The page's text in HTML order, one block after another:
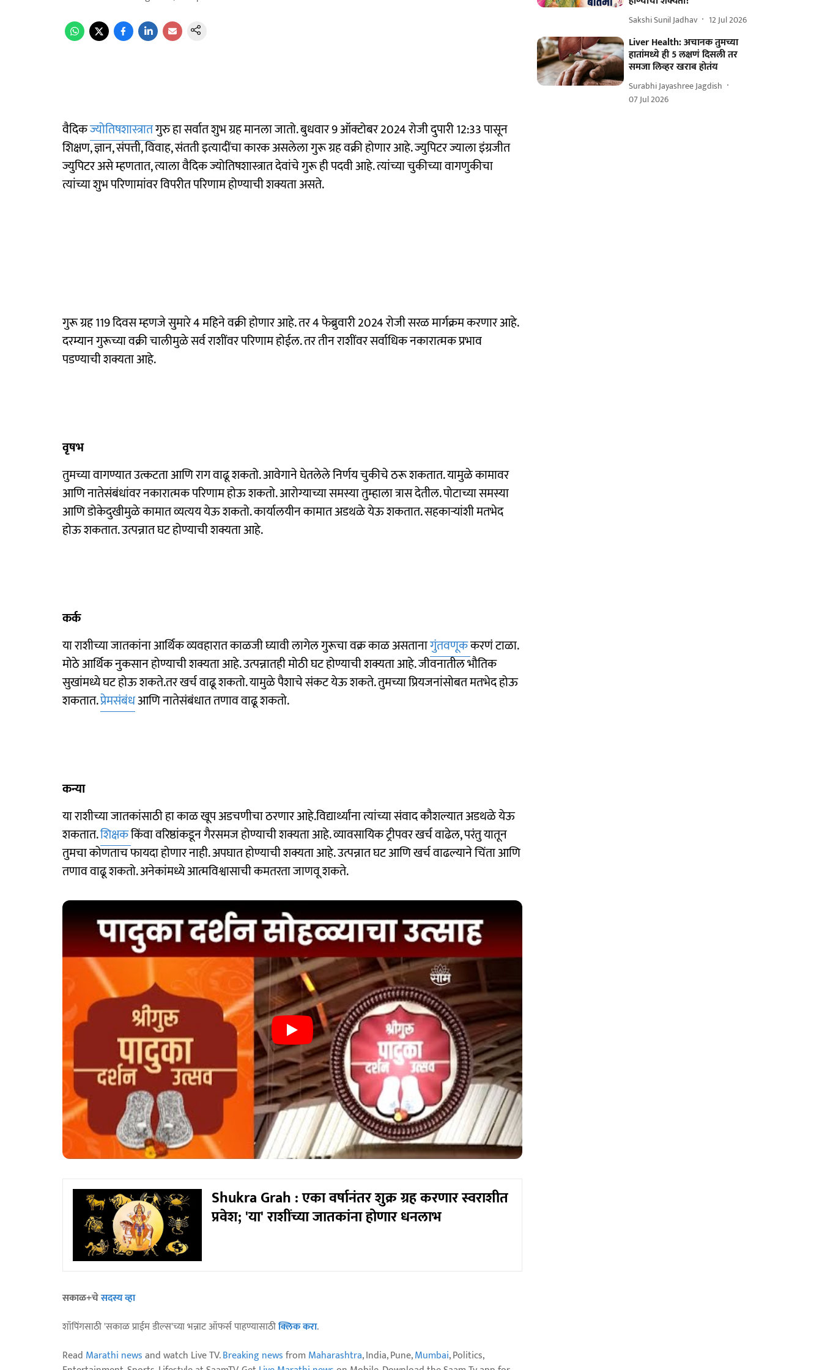
वैदिकज्योतिषशास्त्रातगुरु हा सर्वात शुभ ग्रह मानला जातो. बुधवार 9 ऑक्टोबर 2024 रोजी दुपारी 12:33 पासून
शिक्षण, ज्ञान, संपत्ती, विवाह, संतती इत्यादींचा कारक असलेला गुरू ग्रह वक्री होणार आहे. ज्युपिटर ज्याला इंग्रजीत
ज्युपिटर असे म्हणतात, त्याला वैदिक ज्योतिषशास्त्रात देवांचे गुरू ही पदवी आहे. त्यांच्या चुकीच्या वागणुकीचा
त्यांच्या शुभ परिणामांवर विपरीत परिणाम होण्याची शक्यता असते.
गुरू ग्रह 119 दिवस म्हणजे सुमारे 4 महिने वक्री होणार आहे. तर 4 फेब्रुवारी 2024 रोजी सरळ मार्गक्रम करणार आहे.
दरम्यान गुरूच्या वक्री चालीमुळे सर्व राशींवर परिणाम होईल. तर तीन राशींवर सर्वाधिक नकारात्मक प्रभाव
पडण्याची शक्यता आहे.
वृषभ
तुमच्या वागण्यात उत्कटता आणि राग वाढू शकतो. आवेगाने घेतलेले निर्णय चुकीचे ठरू शकतात. यामुळे कामावर
आणि नातेसंबंधांवर नकारात्मक परिणाम होऊ शकतो. आरोग्याच्या समस्या तुम्हाला त्रास देतील. पोटाच्या समस्या
आणि डोकेदुखीमुळे कामात व्यत्यय येऊ शकतो. कार्यालयीन कामात अडथळे येऊ शकतात. सहकाऱ्यांशी मतभेद
होऊ शकतात. उत्पन्नात घट होण्याची शक्यता आहे.
कर्क
या राशीच्या जातकांना आर्थिक व्यवहारात काळजी घ्यावी लागेल गुरूचा वक्र काळ असतानागुंतवणूककरणं टाळा.
मोठे आर्थिक नुकसान होण्याची शक्यता आहे. उत्पन्नातही मोठी घट होण्याची शक्यता आहे. जीवनातील भौतिक
सुखांमध्ये घट होऊ शकते.तर खर्च वाढू शकतो. यामुळे पैशाचे संकट येऊ शकते. तुमच्या प्रियजनांसोबत मतभेद होऊ
शकतात.प्रेमसंबंधआणि नातेसंबंधात तणाव वाढू शकतो.
कन्या
या राशीच्या जातकांसाठी हा काळ खूप अडचणीचा ठरणार आहे.विद्यार्थ्यांना त्यांच्या संवाद कौशल्यात अडथळे येऊ
शकतात.शिक्षककिंवा वरिष्ठांकडून गैरसमज होण्याची शक्यता आहे. व्यावसायिक ट्रीपवर खर्च वाढेल, परंतु यातून
तुमचा कोणताच फायदा होणार नाही. अपघात होण्याची शक्यता आहे. उत्पन्नात घट आणि खर्च वाढल्याने चिंता आणि
तणाव वाढू शकतो. अनेकांमध्ये आत्मविश्वासाची कमतरता जाणवू शकते.
Shukra Grah : एका वर्षानंतर शुक्र ग्रह करणार स्वराशीत
प्रवेश; 'या' राशींच्या जातकांना होणार धनलाभ
सकाळ+चेसदस्य व्हा
शॉपिंगसाठी 'सकाळ प्राईम डील्स'च्या भन्नाट ऑफर्स पाहण्यासाठीक्लिक करा.
Read Marathi newsand watch Live TV.Breaking newsfrom Maharashtra, India, Pune,Mumbai, Politics,
Sakshi Sunil Jadhav 12 Jul 2026
Liver Health: अचानक तुमच्या
हातांमध्ये ही 5 लक्षणं दिसली तर
समजा लिव्हर खराब होतंय
Surabhi Jayashree Jagdish
07 Jul 2026